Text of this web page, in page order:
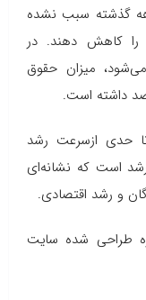
گذشته سبب نشده
را کاهش دهند. در
میزان حقوق
حدی ازسرعت رشد
است که نشانه‌ای
و رشد اقتصادی.
طراحی شده سایت